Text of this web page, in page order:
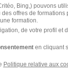
Bing,) pouvons
offres de formations
formation.
de votre profil et
en cliquant
Politique relative aux